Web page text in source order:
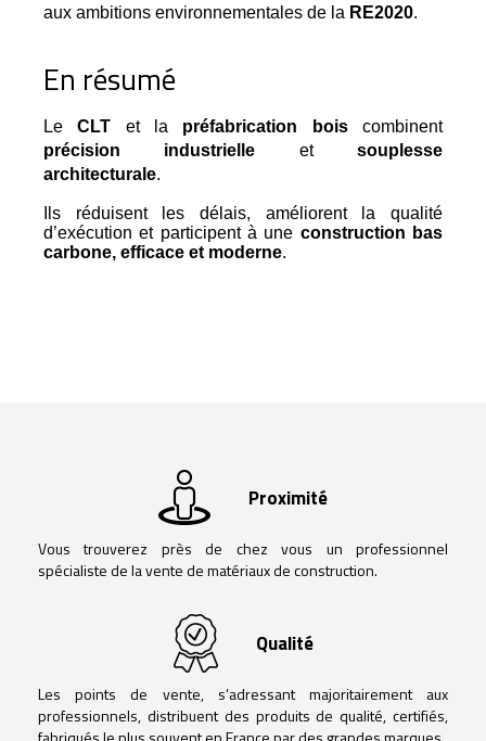
aux ambitions environnementales de la RE2020.
En résumé
Le CLT et la préfabrication bois
combinent
précision industrielle et souplesse
architecturale.
Ils réduisent les délais, améliorent la qualité
d’exécution et participent à une construction bas
carbone, efficace et moderne.
Proximité
Vous trouverez près de chez vous un professionnel
spécialiste de la vente de matériaux de construction.
Qualité
Les points de vente, s’adressant majoritairement aux
professionnels, distribuent des produits de qualité, certifiés,